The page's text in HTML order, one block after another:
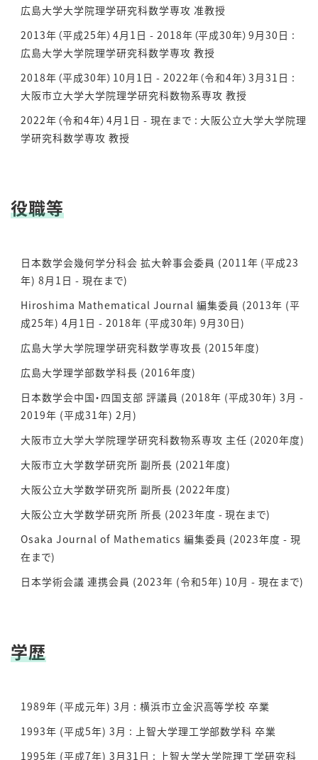
広島大学大学院理学研究科数学専攻 准教授
2013年（平成25年）4月1日 - 2018年（平成30年）9月30日 :
広島大学大学院理学研究科数学専攻 教授
2018年（平成30年）10月1日 - 2022年（令和4年）3月31日 :
大阪市立大学大学院理学研究科数物系専攻 教授
2022年（令和4年）4月1日 - 現在まで : 大阪公立大学大学院理
学研究科数学専攻 教授
役職等
日本数学会幾何学分科会 拡大幹事会委員 (2011年 (平成23
年) 8月1日 - 現在まで)
Hiroshima Mathematical Journal 編集委員 (2013年 (平
成25年) 4月1日 - 2018年 (平成30年) 9月30日)
広島大学大学院理学研究科数学専攻長 (2015年度)
広島大学理学部数学科長 (2016年度)
日本数学会中国・四国支部 評議員 (2018年 (平成30年) 3月 -
2019年 (平成31年) 2月)
大阪市立大学大学院理学研究科数物系専攻 主任 (2020年度)
大阪市立大学数学研究所 副所長 (2021年度)
大阪公立大学数学研究所 副所長 (2022年度)
大阪公立大学数学研究所 所長 (2023年度 - 現在まで)
Osaka Journal of Mathematics 編集委員 (2023年度 - 現
在まで)
日本学術会議 連携会員 (2023年 (令和5年) 10月 - 現在まで)
学歴
1989年 (平成元年) 3月 : 横浜市立金沢高等学校 卒業
1993年 (平成5年) 3月 : 上智大学理工学部数学科 卒業
1995年 (平成7年) 3月31日 : 上智大学大学院理工学研究科